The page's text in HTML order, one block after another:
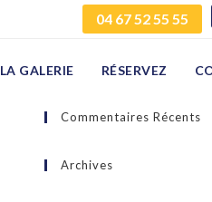
04 67 52 55 55
LA GALERIE RÉSERVEZ
Commentaires Récents
Archives